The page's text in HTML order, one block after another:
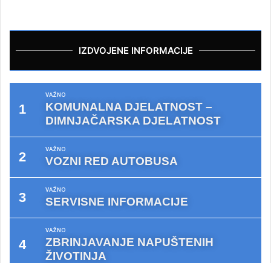
IZDVOJENE INFORMACIJE
VAŽNO
KOMUNALNA DJELATNOST –
DIMNJAČARSKA DJELATNOST
VAŽNO
VOZNI RED AUTOBUSA
VAŽNO
SERVISNE INFORMACIJE
VAŽNO
ZBRINJAVANJE NAPUŠTENIH
ŽIVOTINJA